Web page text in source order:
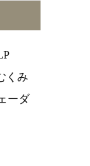
くみ
ーダ